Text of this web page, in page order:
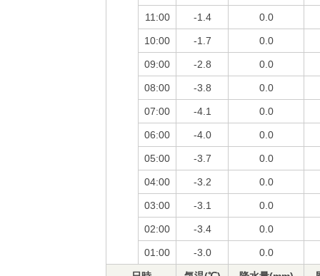
11:00 -1.4 0.0
10:00 -1.7 0.0
09:00 -2.8 0.0
08:00 -3.8 0.0
07:00 -4.1 0.0
06:00 -4.0 0.0
05:00 -3.7 0.0
04:00 -3.2 0.0
03:00 -3.1 0.0
02:00 -3.4 0.0
01:00 -3.0 0.0